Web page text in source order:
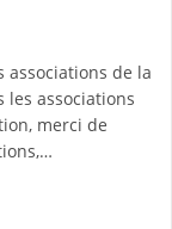
associations de la
les associations
merci de